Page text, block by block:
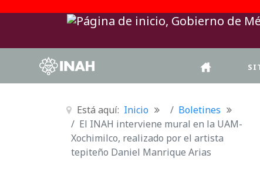
Está aquí: Inicio
Boletines
El INAH interviene mural en la UAM-
Xochimilco, realizado por el artista
tepiteño Daniel Manrique Arias